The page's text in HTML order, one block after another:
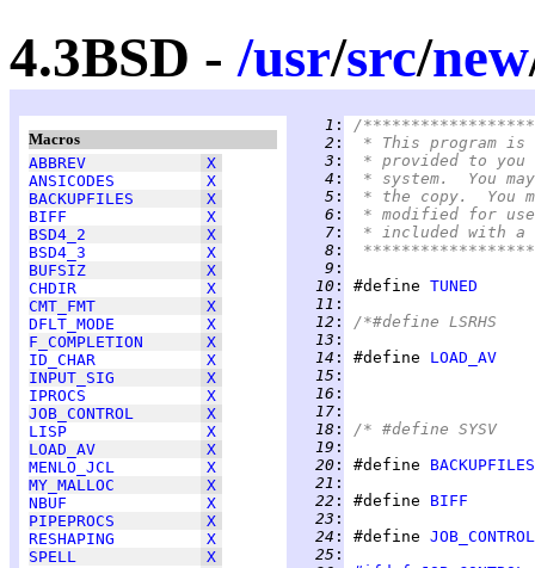
4.3BSD -/usr/src/new
Macros
ABBREV
X
ANSICODES
X
BACKUPFILES
X
BIFF
X
BSD4_2
X
BSD4_3
X
BUFSIZ
X
CHDIR
X
CMT_FMT
X
DFLT_MODE
X
F_COMPLETION
X
ID_CHAR
X
INPUT_SIG
X
IPROCS
X
JOB_CONTROL
X
LISP
X
LOAD_AV
X
MENLO_JCL
X
MY_MALLOC
X
NBUF
X
PIPEPROCS
X
RESHAPING
X
SPELL
X
   1
:
/
   2
:
* This program
   3
:
* provided to
   4
:
* system.  You
   5
:
* the copy.  You
   6
:
* modified for
   7
:
* included with a
   8
:
   9
:
  10
: #define TUNED
  11
:
  12
:
  13
:
  14
: #define LOAD_AV
  15
:
  16
:
  17
:
  18
:
  19
:
  20
: #define BACKUPFILES
  21
:
  22
: #define BIFF
  23
:
  24
: #define JOB_CONTROL
  25
: